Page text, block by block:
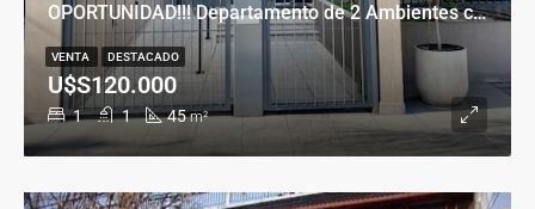
OPORTUNIDAD!!! Departamento de 2 Ambientes con Cochera en Banfield Este
1 1 45 m²
U$S120.000
VENTA DESTACADO